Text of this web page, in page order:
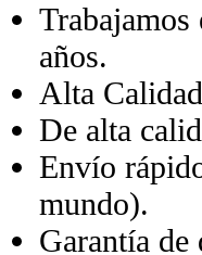
años.
Alta
De alta
Envío
mundo).
Garantía